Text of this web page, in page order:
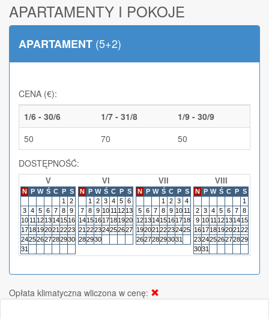
APARTAMENTY I POKOJE
APARTAMENT (5+2)
CENA (€):
1/6 - 30/6
1/7 - 31/8
1/9 - 30/9
50
70 50
DOSTĘPNOŚĆ:
V
N P W Ś C P S
1
2
3 4 5 6 7 8 9
10 11 1213141516
1718192021 2223
24252627282930
31
VI
N P W Ś C P S
1
2 3 4 5 6
7 8 9 10 11 1213
14151617181920
21 222324252627
282930
VII
N P W Ś C P S
1
2 3 4
5 6 7 8 9 10 11
12131415161718
192021 22232425
262728293031
VIII
N P W Ś C P S
1
2 3 4 5 6 7 8
9 10 11 12131415
161718192021 22
23242526272829
3031
Opłata klimatyczna wliczona w cenę: